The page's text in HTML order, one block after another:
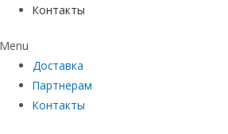
Контакты
Menu
Доставка
Партнерам
Контакты